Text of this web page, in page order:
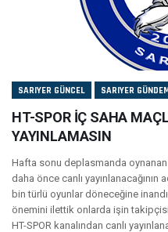
SARIYER GÜNCEL SARIYER
HT-SPOR İÇ SAHA
YAYINLAMASIN
Hafta sonu deplasmanda oynanan
daha önce canlı yayınlanacağının
bin türlü oyunlar döneceğine
önemini ilettik onlarda işin
HT-SPOR kanalından canlı